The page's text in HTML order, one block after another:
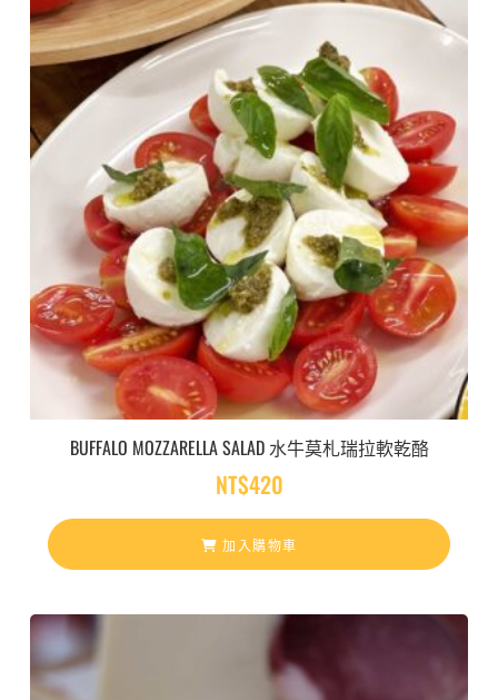
BUFFALO MOZZARELLA SALAD 水牛莫札瑞拉軟乾酪
NT$420
加入購物車